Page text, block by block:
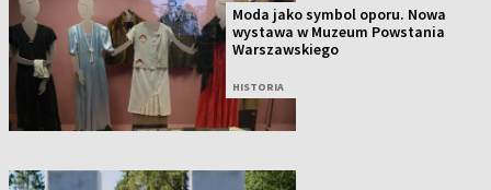
Moda jako symbol oporu. Nowa
wystawa w Muzeum Powstania
Warszawskiego
HISTORIA